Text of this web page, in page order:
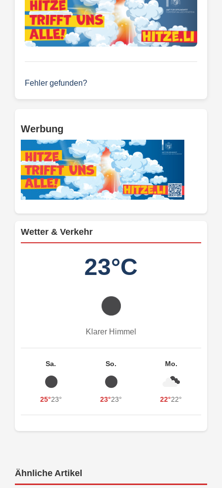
Fehler gefunden?
Werbung
Wetter & Verkehr
23°C
Klarer Himmel
Sa.
25°23°
So.
23°23°
Mo.
22°22°
Ähnliche Artikel